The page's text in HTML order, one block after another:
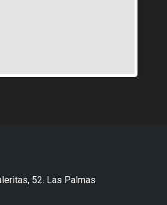
52. Las Palmas